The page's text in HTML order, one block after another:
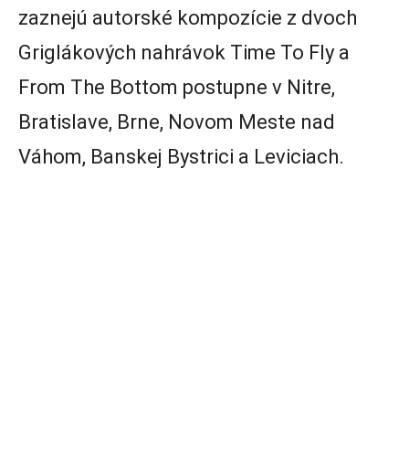
zaznejú autorské kompozície z dvoch
Griglákových nahrávok Time To Fly a
From The Bottom postupne v Nitre,
Bratislave, Brne, Novom Meste nad
Váhom, Banskej Bystrici a Leviciach.